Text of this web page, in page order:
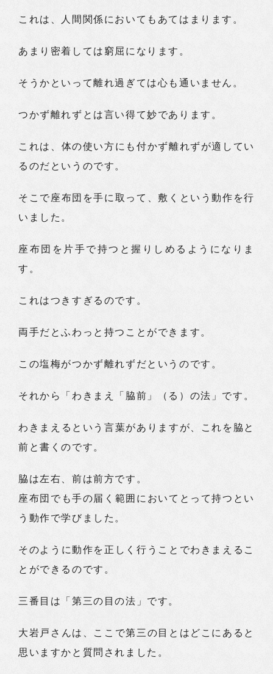
これは、人間関係においてもあてはまります。
あまり密着しては窮屈になります。
そうかといって離れ過ぎては心も通いません。
つかず離れずとは言い得て妙であります。
これは、体の使い方にも付かず離れずが適してい
るのだというのです。
そこで座布団を手に取って、敷くという動作を行
いました。
座布団を片手で持つと握りしめるようになりま
す。
これはつきすぎるのです。
両手だとふわっと持つことができます。
この塩梅がつかず離れずだというのです。
それから「わきまえ「脇前」（る）の法」です。
わきまえるという言葉がありますが、これを脇と
前と書くのです。
脇は左右、前は前方です。
座布団でも手の届く範囲においてとって持つとい
う動作で学びました。
そのように動作を正しく行うことでわきまえるこ
とができるのです。
三番目は「第三の目の法」です。
大岩戸さんは、ここで第三の目とはどこにあると
思いますかと質問されました。